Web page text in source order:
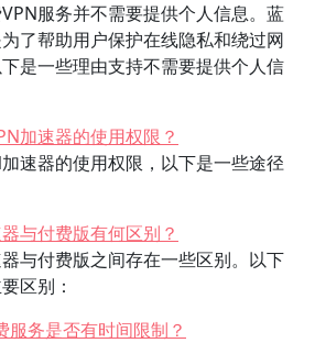
服务并不需要提供个人信息。蓝
了帮助用户保护在线隐私和绕过网
是一些理由支持不需要提供个人信
加速器的使用权限？
速器的使用权限，以下是一些途径
与付费版有何区别？
与付费版之间存在一些区别。以下
区别：
务是否有时间限制？